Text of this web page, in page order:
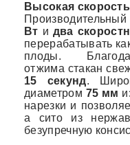
Высокая
Вт и два
перерабатывать
плоды.
отжима стакан
15 секунд.
диаметром 75 мм
нарезки и
а сито из
безупречную